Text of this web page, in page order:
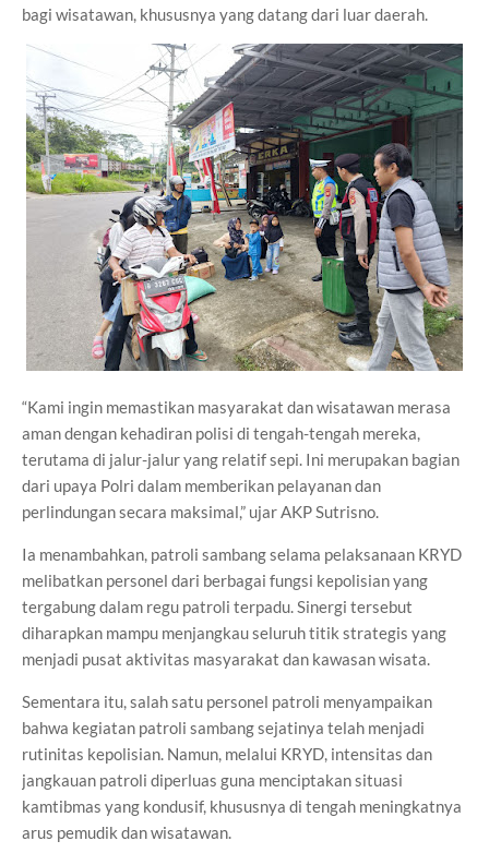
bagi wisatawan, khususnya yang datang dari luar daerah.
“Kami ingin memastikan masyarakat dan wisatawan merasa
aman dengan kehadiran polisi di tengah-tengah mereka,
terutama di jalur-jalur yang relatif sepi. Ini merupakan bagian
dari upaya Polri dalam memberikan pelayanan dan
perlindungan secara maksimal,” ujar AKP Sutrisno.
Ia menambahkan, patroli sambang selama pelaksanaan KRYD
melibatkan personel dari berbagai fungsi kepolisian yang
tergabung dalam regu patroli terpadu. Sinergi tersebut
diharapkan mampu menjangkau seluruh titik strategis yang
menjadi pusat aktivitas masyarakat dan kawasan wisata.
Sementara itu, salah satu personel patroli menyampaikan
bahwa kegiatan patroli sambang sejatinya telah menjadi
rutinitas kepolisian. Namun, melalui KRYD, intensitas dan
jangkauan patroli diperluas guna menciptakan situasi
kamtibmas yang kondusif, khususnya di tengah meningkatnya
arus pemudik dan wisatawan.